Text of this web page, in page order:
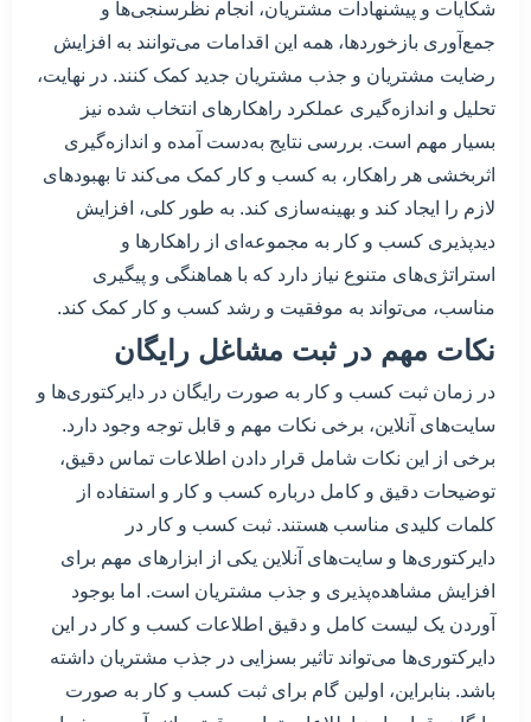
شکایات و پیشنهادات مشتریان، انجام نظرسنجی‌ها و
جمع‌آوری بازخوردها، همه این اقدامات می‌توانند به افزایش
رضایت مشتریان و جذب مشتریان جدید کمک کنند. در نهایت،
تحلیل و اندازه‌گیری عملکرد راهکارهای انتخاب شده نیز
بسیار مهم است. بررسی نتایج به‌دست آمده و اندازه‌گیری
اثربخشی هر راهکار، به کسب و کار کمک می‌کند تا بهبودهای
لازم را ایجاد کند و بهینه‌سازی کند. به طور کلی، افزایش
دید‌پذیری کسب و کار به مجموعه‌ای از راهکارها و
استراتژی‌های متنوع نیاز دارد که با هماهنگی و پیگیری
مناسب، می‌تواند به موفقیت و رشد کسب و کار کمک کند.
نکات مهم در ثبت مشاغل رایگان
در زمان ثبت کسب و کار به صورت رایگان در دایرکتوری‌ها و
سایت‌های آنلاین، برخی نکات مهم و قابل توجه وجود دارد.
برخی از این نکات شامل قرار دادن اطلاعات تماس دقیق،
توضیحات دقیق و کامل درباره کسب و کار و استفاده از
کلمات کلیدی مناسب هستند. ثبت کسب و کار در
دایرکتوری‌ها و سایت‌های آنلاین یکی از ابزارهای مهم برای
افزایش مشاهده‌پذیری و جذب مشتریان است. اما بوجود
آوردن یک لیست کامل و دقیق اطلاعات کسب و کار در این
دایرکتوری‌ها می‌تواند تاثیر بسزایی در جذب مشتریان داشته
باشد. بنابراین، اولین گام برای ثبت کسب و کار به صورت